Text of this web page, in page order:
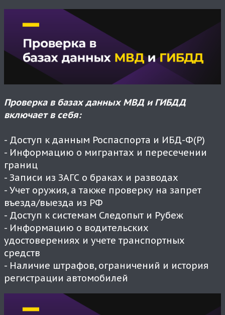
Проверка в базах данных МВД и ГИБДД
включает в себя:
- Доступ к данным Роспаспорта и ИБД-Ф(Р)
- Информацию о мигрантах и пересечении
границ
- Записи из ЗАГС о браках и разводах
- Учет оружия, а также проверку на запрет
въезда/выезда из РФ
- Доступ к системам Следопыт и Рубеж
- Информацию о водительских
удостоверениях и учете транспортных
средств
- Наличие штрафов, ограничений и история
регистрации автомобилей